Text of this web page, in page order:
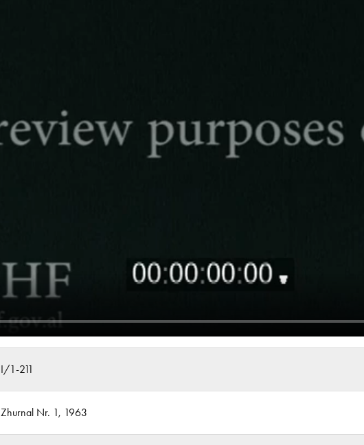
I/1-211
Zhurnal Nr. 1, 1963